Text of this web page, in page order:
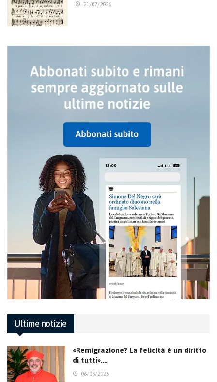
21/07/2026
Ultime notizie
«Remigrazione? La felicità è un diritto
di tutti».…
06/08/2026